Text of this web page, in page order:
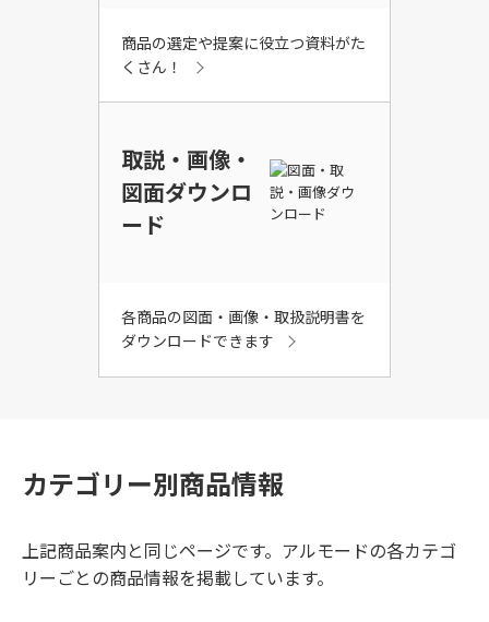
商品の選定や提案に役立つ資料がた
くさん！
取説・画像・
図面ダウンロ
ード
各商品の図面・画像・取扱説明書を
ダウンロードできます
カテゴリー別商品情報
上記商品案内と同じページです。 アルモードの各カテゴ
リーごとの商品情報を掲載しています。